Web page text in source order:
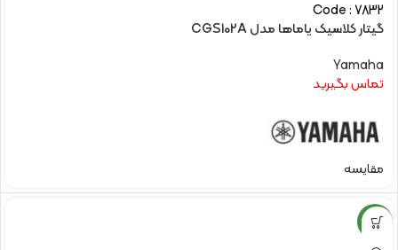
Code : 7832
گیتار کلاسیک یاماها مدل CGS102A
Yamaha
تماس بگیرید
مقایسه
NEW